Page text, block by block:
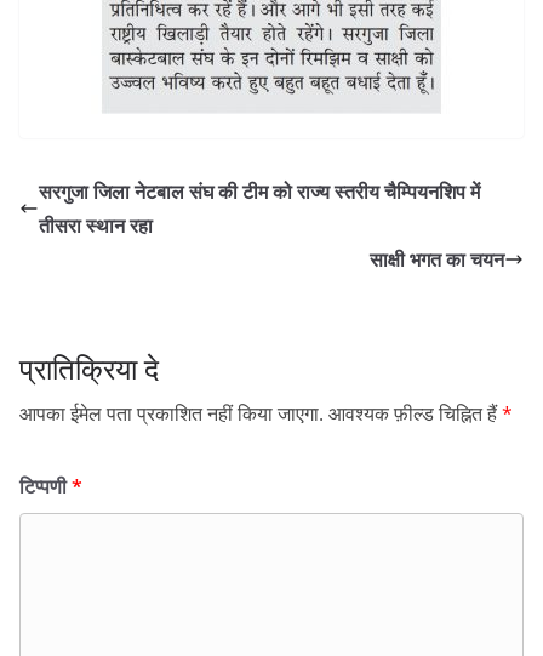
सरगुजा जिला नेटबाल संघ की टीम को राज्य स्तरीय चैम्पियनशिप में
तीसरा स्थान रहा
साक्षी भगत का चयन
प्रातिक्रिया दे
आपका ईमेल पता प्रकाशित नहीं किया जाएगा. आवश्यक फ़ील्ड चिह्नित हैं*
टिप्पणी*